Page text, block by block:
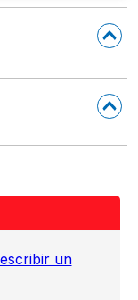
un